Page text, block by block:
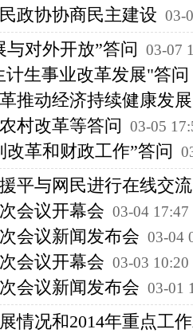
政协协商民主建设 03-
对外开放”答问 03-07
生事业改革发展"答问
推动经济持续健康发展
村改革等答问 03-05
改革和财政工作”答问
平与网民进行在线交流
会议开幕会 03-04 17:47
会议新闻发布会 03-04
会议开幕会 03-03 10:20
会议新闻发布会 03-01
情况和2014年重点工